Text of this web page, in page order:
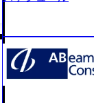
主体的かつ柔軟な
り、 働き甲斐の
であり株主から
て長期的な成長を
ンサルティング
を設立し、人工
する活動や、デ
e.com/content/
e.pdf#zoom=50) 女